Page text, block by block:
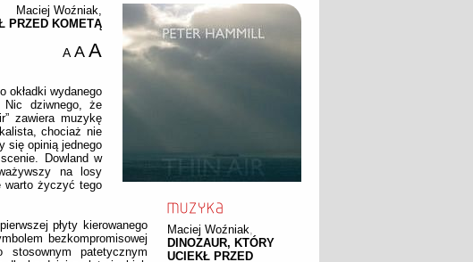
Maciej Woźniak,
DINOZAUR, KTÓRY
UCIEKŁ PRZED
Maciej Woźniak,
PRZED KOMETĄ
A A A
okładki wydanego
dziwnego, że
zawiera muzykę
chociaż nie
się opinią jednego
Dowland w
na losy
warto życzyć tego
płyty kierowanego
bezkompromisowej
stosownym patetycznym